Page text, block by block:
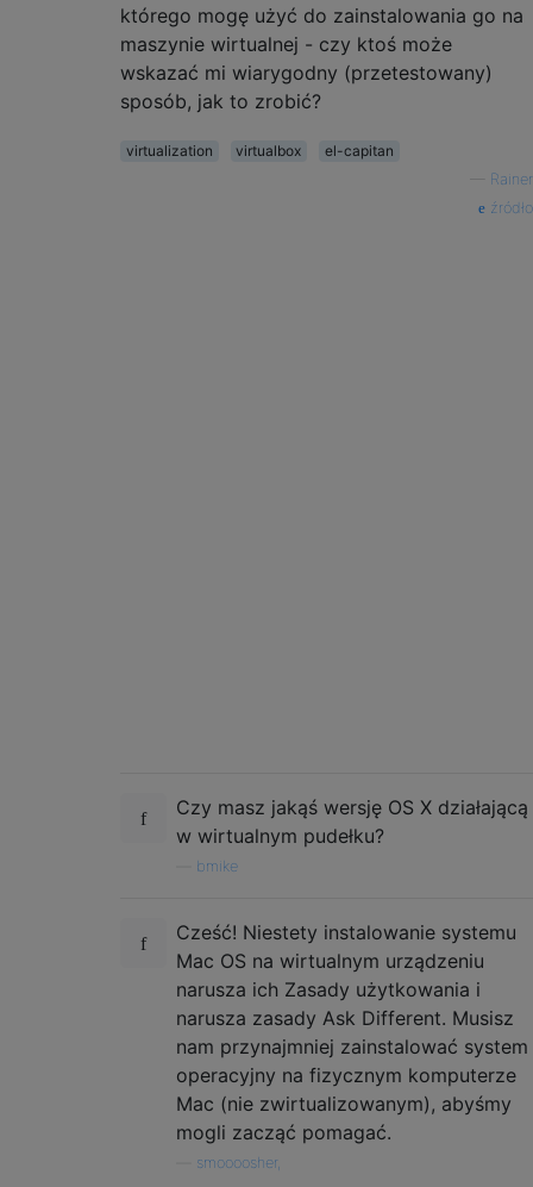
którego mogę użyć do zainstalowania go na
maszynie wirtualnej - czy ktoś może
wskazać mi wiarygodny (przetestowany)
sposób, jak to zrobić?
virtualization virtualbox
el-capitan
Rainer
źródło
Czy masz jakąś wersję OS X działającą
w wirtualnym pudełku?
bmike
Cześć! Niestety instalowanie systemu
Mac OS na wirtualnym urządzeniu
narusza ich Zasady użytkowania i
narusza zasady Ask Different. Musisz
nam przynajmniej zainstalować system
operacyjny na fizycznym komputerze
Mac (nie zwirtualizowanym), abyśmy
mogli zacząć pomagać.
smoooosher,